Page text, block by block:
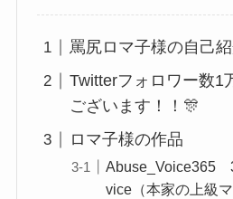
罵尻ロマ子様の自己
Twitterフォロワー数1
ございます！！🎊
ロマ子様の作品
Abuse_Voice365
vice（本家の上級